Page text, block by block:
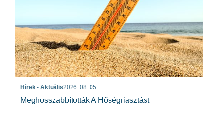
Hírek - Aktuális2026. 08. 05.
Meghosszabbították A Hőségriasztást